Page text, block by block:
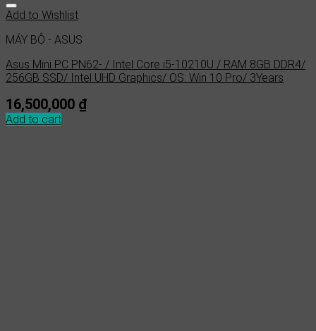
Add to Wishlist
MÁY BỘ - ASUS
Asus Mini PC PN62- / Intel Core i5-10210U / RAM 8GB DDR4/
256GB SSD/ Intel UHD Graphics/ OS: Win 10 Pro/ 3Years
16,500,000 ₫
Add to cart